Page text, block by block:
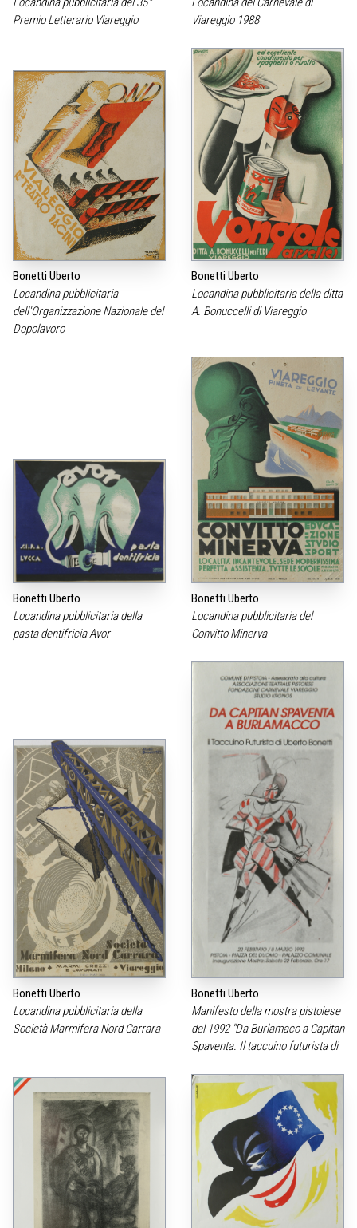
Premio Letterario Viareggio
Viareggio 1988
Bonetti Uberto
Locandina pubblicitaria
dell'Organizzazione Nazionale del
Dopolavoro
Bonetti Uberto
Locandina pubblicitaria della ditta
A. Bonuccelli di Viareggio
Bonetti Uberto
Locandina pubblicitaria della
pasta dentifricia Avor
Bonetti Uberto
Locandina pubblicitaria del
Convitto Minerva
Bonetti Uberto
Locandina pubblicitaria della
Società Marmifera Nord Carrara
Bonetti Uberto
Manifesto della mostra pistoiese
del 1992 "Da Burlamaco a Capitan
Spaventa. Il taccuino futurista di